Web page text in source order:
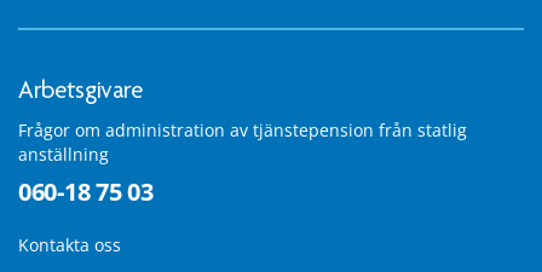
Arbetsgivare
Frågor om administration av tjänstepension från statlig
anställning
060-18 75 03
Kontakta oss